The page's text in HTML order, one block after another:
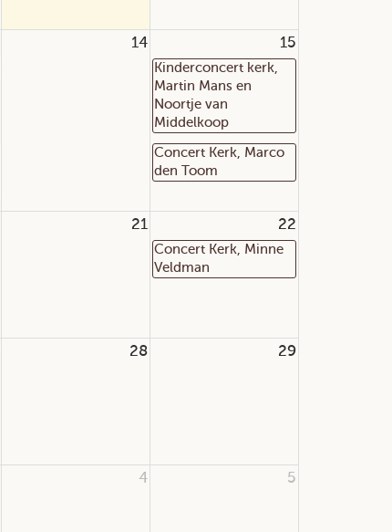
14 15
Kinderconcert kerk,
Martin Mans en
Noortje van
Middelkoop
Concert Kerk, Marco
den Toom
21 22
Concert Kerk, Minne
Veldman
28 29
4 5